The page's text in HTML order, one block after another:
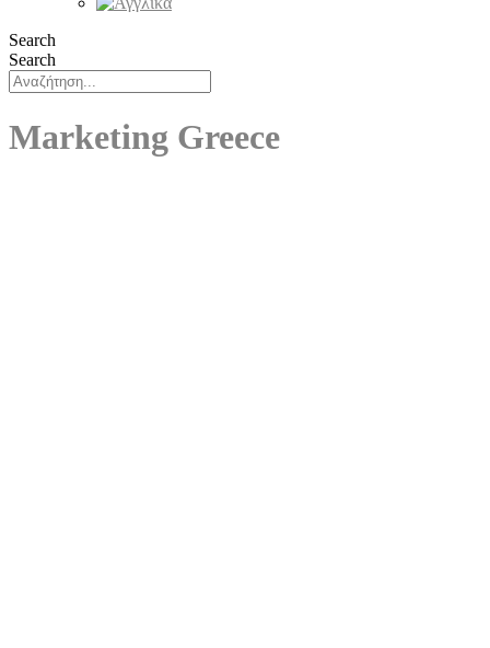
Search
Search
Marketing Greece